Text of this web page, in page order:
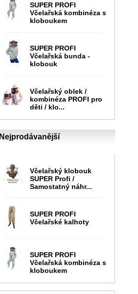
SUPER PROFI
Včelařská kombinéza s
kloboukem
SUPER PROFI
Včelařská bunda -
klobouk
Včelařský oblek /
kombinéza PROFI pro
děti / klo...
Nejprodávanější
Včelařský klobouk
SUPER Profi /
Samostatný náhr...
SUPER PROFI
Včelařské kalhoty
SUPER PROFI
Včelařská kombinéza s
kloboukem